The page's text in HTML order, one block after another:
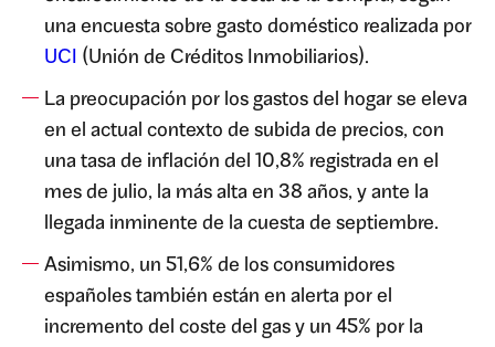
una encuesta sobre gasto doméstico realizada por
UCI (Unión de Créditos Inmobiliarios).
La preocupación por los gastos del hogar se eleva
en el actual contexto de subida de precios, con
una tasa de inflación del 10,8% registrada en el
mes de julio, la más alta en 38 años, y ante la
llegada inminente de la cuesta de septiembre.
Asimismo, un 51,6% de los consumidores
españoles también están en alerta por el
incremento del coste del gas y un 45% por la